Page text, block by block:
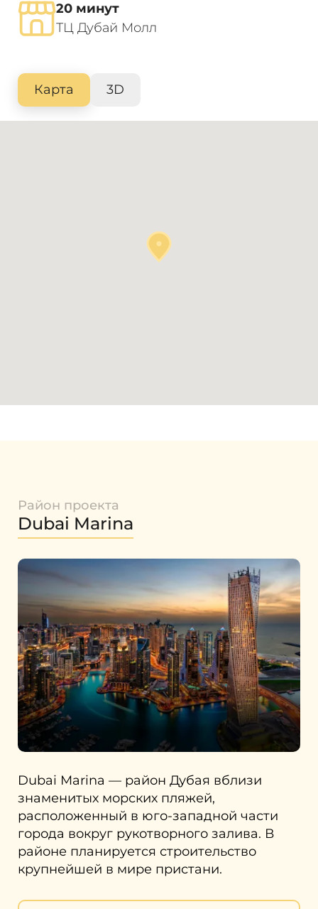
20 минут
ТЦ Дубай Молл
Карта 3D
Район проекта
Dubai Marina
Dubai Marina — район Дубая вблизи
знаменитых морских пляжей,
расположенный в юго-западной части
города вокруг рукотворного залива. В
районе планируется строительство
крупнейшей в мире пристани.